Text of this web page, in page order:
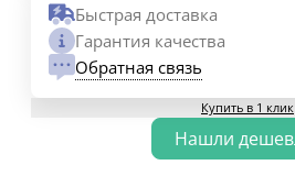
Быстрая доставка
Гарантия качества
Обратная связь
Купить в 1 клик